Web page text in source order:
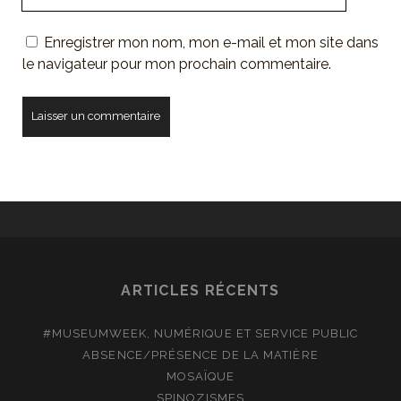
site Enregistrer mon nom, mon e-mail et mon site dans
le navigateur pour mon prochain commentaire.
ARTICLES RÉCENTS
#MUSEUMWEEK, NUMÉRIQUE ET SERVICE PUBLIC
ABSENCE/PRÉSENCE DE LA MATIÈRE
MOSAÏQUE
SPINOZISMES